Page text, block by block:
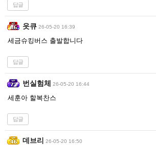
답글
읏큐 26-05-20 16:39
세금슈킹버스 출발합니다
답글
번실험체 26-05-20 16:44
세훈아 할복찬스
답글
데브리 26-05-20 16:50